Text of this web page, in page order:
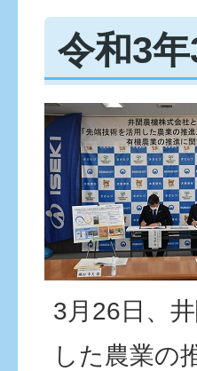
令和3年
3月26日、
した農業の